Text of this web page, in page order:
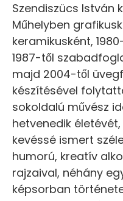
Szendiszücs István
Műhelyben
keramikusként,
1987-től
majd 2004-től
készítésével
sokoldalú művész
hetvenedik
kevéssé ismert
humorú, kreatív
rajzaival, néhány
képsorban